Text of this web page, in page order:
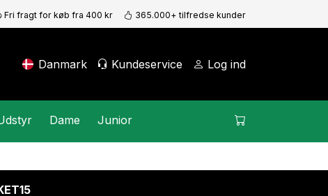
Fri fragt for køb fra 400 kr 365.000+ tilfredse kunder
Danmark Kundeservice Log ind
Dame Junior